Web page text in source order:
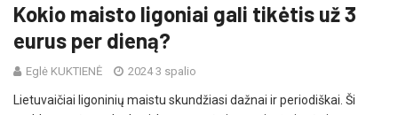
Kokio maisto ligoniai gali tikėtis už 3
eurus per dieną?
Eglė KUKTIENĖ 2024 3 spalio
Lietuvaičiai ligoninių maistu skundžiasi dažnai ir periodiškai. Ši